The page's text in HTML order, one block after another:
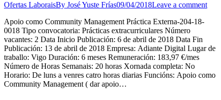
Ofertas LaboraisBy José Yuste Frías09/04/2018Leave a comment
Apoio como Community Management Práctica Externa-204-18-
0018 Tipo convocatoria: Prácticas extracurriculares Número
vacantes: 2 Data Inicio Publicación: 6 de abril de 2018 Data Fin
Publicación: 13 de abril de 2018 Empresa: Adiante Digital Lugar de
traballo: Vigo Duración: 6 meses Remuneración: 183,97 €/mes
Número de Horas Semanais: 20 horas Xornada completa: No
Horario: De luns a venres catro horas diarias Funcións: Apoio como
Community Management ( dar apoio…